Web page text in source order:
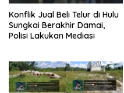
Konflik Jual Beli Telur di Hulu
Sungkai Berakhir Damai,
Polisi Lakukan Mediasi